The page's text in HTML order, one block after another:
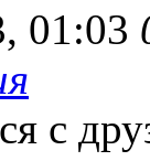
01:03
с